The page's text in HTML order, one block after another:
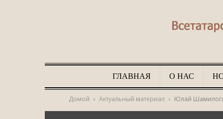
ГЛАВНАЯ О НАС
Домой Актуальный материал Юлай